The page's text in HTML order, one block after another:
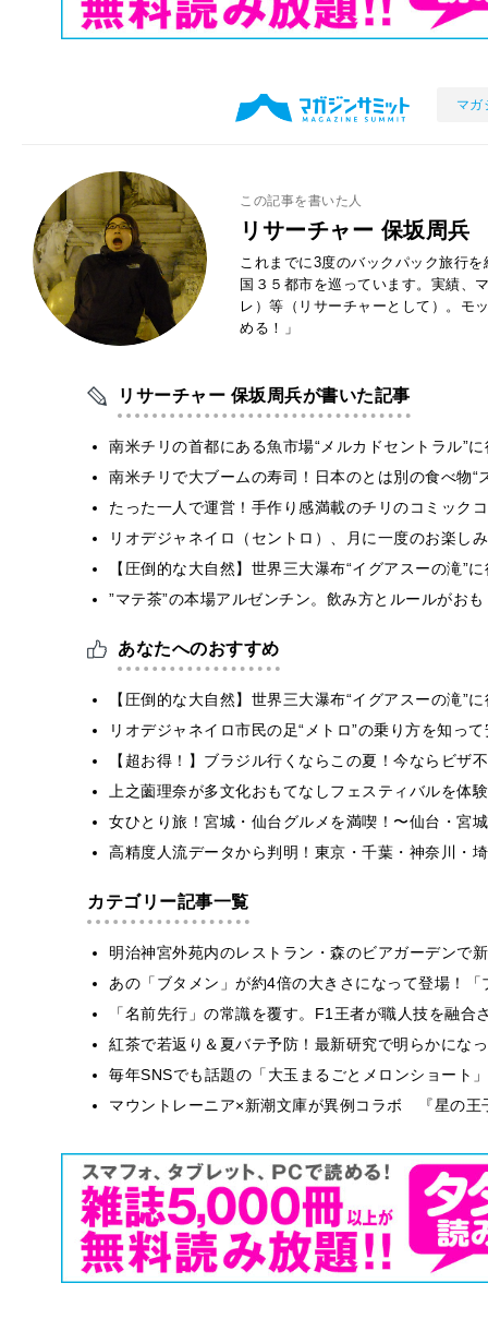
マガ
この記事を書いた人
リサーチャー 保坂周兵
これまでに3度のバックパック旅行
国３５都市を巡っています。実績、
レ）等（リサーチャーとして）。モ
める！」
リサーチャー 保坂周兵が書いた記事
南米チリの首都にある魚市場“メルカドセントラル”
南米チリで大ブームの寿司！日本のとは別の食べ物“
たった一人で運営！手作り感満載のチリのコミック
リオデジャネイロ（セントロ）、月に一度のお楽し
【圧倒的な大自然】世界三大瀑布“イグアスーの滝”
”マテ茶”の本場アルゼンチン。飲み方とルールがお
あなたへのおすすめ
【圧倒的な大自然】世界三大瀑布“イグアスーの滝”
リオデジャネイロ市民の足“メトロ”の乗り方を知っ
【超お得！】ブラジル行くならこの夏！今ならビザ
上之薗理奈が多文化おもてなしフェスティバルを体
女ひとり旅！宮城・仙台グルメを満喫！〜仙台・宮
高精度人流データから判明！東京・千葉・神奈川・
カテゴリー記事一覧
明治神宮外苑内のレストラン・森のビアガーデンで
あの「ブタメン」が約4倍の大きさになって登場！
「名前先行」の常識を覆す。F1王者が職人技を融
紅茶で若返り＆夏バテ予防！最新研究で明らかにな
毎年SNSでも話題の「大玉まるごとメロンショート
マウントレーニア×新潮文庫が異例コラボ 『星の